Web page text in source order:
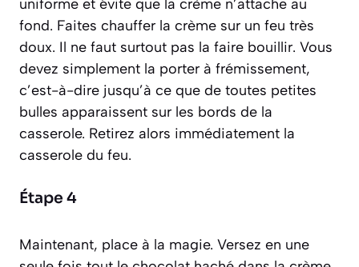
uniforme et évite que la crème n’attache au
fond. Faites chauffer la crème sur un feu très
doux. Il ne faut surtout pas la faire bouillir. Vous
devez simplement la porter à frémissement,
c’est-à-dire jusqu’à ce que de toutes petites
bulles apparaissent sur les bords de la
casserole. Retirez alors immédiatement la
casserole du feu.
Étape 4
Maintenant, place à la magie. Versez en une